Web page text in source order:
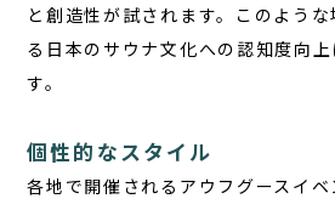
と創造性が試されます。このよう
る日本のサウナ文化への認知度向
す。
個性的なスタイル
各地で開催されるアウフグースイ